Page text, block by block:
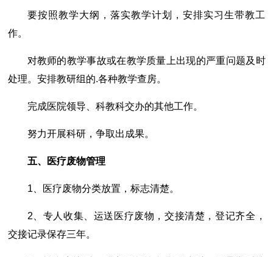
要按照教学大纲，落实教学计划，安排实习生带教工
作。
对教师的教学事故或在教学质量上出现的严重问题及时
处理。安排教研组的.各种教学查房。
完成医院领导、科教科交办的其他工作。
努力开展科研，争取出成果。
五、医疗废物管理
1、医疗废物分类放置，标志清楚。
2、专人收集、运送医疗废物，交接清楚，登记齐全，
交接记录保存三年。